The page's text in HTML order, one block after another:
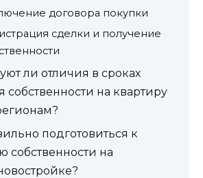
договора покупки
сделки и получение
ли отличия в сроках
на квартиру
подготовиться к
на